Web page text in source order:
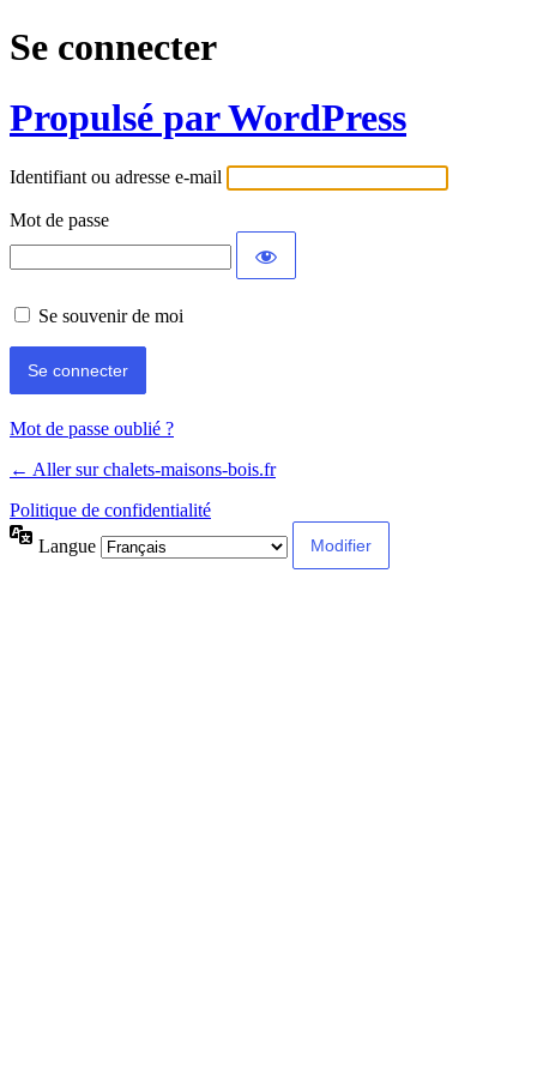
Se connecter
Propulsé par WordPress
Identifiant ou adresse e-mail
Mot de passe
Se souvenir de moi
Mot de passe oublié ?
← Aller sur chalets-maisons-bois.fr
Politique de confidentialité
Langue